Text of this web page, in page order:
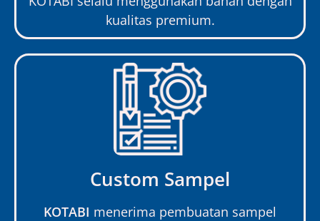
kualitas premium.
Custom Sampel
KOTABI menerima pembuatan sampel